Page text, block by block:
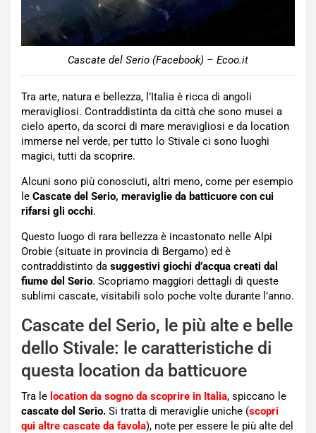
Cascate del Serio (Facebook) – Ecoo.it
Tra arte, natura e bellezza, l’Italia è ricca di angoli
meravigliosi. Contraddistinta da città che sono musei a
cielo aperto, da scorci di mare meravigliosi e da location
immerse nel verde, per tutto lo Stivale ci sono luoghi
magici, tutti da scoprire.
Alcuni sono più conosciuti, altri meno, come per esempio
le Cascate del Serio, meraviglie da batticuore con cui
rifarsi gli occhi.
Questo luogo di rara bellezza è incastonato nelle Alpi
Orobie (situate in provincia di Bergamo) ed è
contraddistinto da suggestivi giochi d’acqua creati dal
fiume del Serio. Scopriamo maggiori dettagli di queste
sublimi cascate, visitabili solo poche volte durante l’anno.
Cascate del Serio, le più alte e belle
dello Stivale: le caratteristiche di
questa location da batticuore
Tra le location da sogno da scoprire in Italia, spiccano le
cascate del Serio. Si tratta di meraviglie uniche (scopri
qui altre cascate da favola), note per essere le più alte del